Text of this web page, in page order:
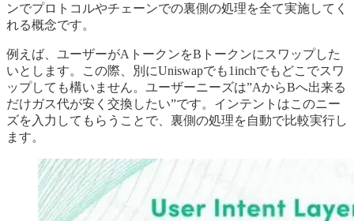
ンでプロトコルやチェーンでの裏側の処理を全て実施してく
れる概念です。
例えば、ユーザーがAトークンをBトークンにスワップした
いとします。この際、別にUniswapでも1inchでもどこでスワ
ップしても構いません。ユーザーニーズは”AからBへ出来る
だけガス代が安く交換したい”です。インテントはこのニー
ズを入力してもらうことで、裏側の処理を自動で比較実行し
ます。